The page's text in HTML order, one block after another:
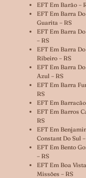
EFT Em Barão –
EFT Em Barra Do
Guarita – RS
EFT Em Barra
– RS
EFT Em Barra Do
Ribeiro – RS
EFT Em Barra
Azul – RS
EFT Em Barra
RS
EFT Em
EFT Em Barros
RS
EFT Em
Constant Do Sul
EFT Em Bento
– RS
EFT Em Boa
Missões – RS